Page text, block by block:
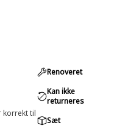
korrekt til
Renoveret
Kan ikke
returneres
Sæt